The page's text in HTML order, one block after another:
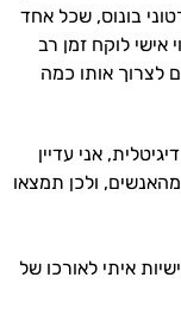
בונוס, שכל אחד
לוקח זמן רב
לצרוך אותו כמה
אני עדיין
ולכן תמצאו
משולבת עם 5 פגישות אישיות איתי לאורכו של